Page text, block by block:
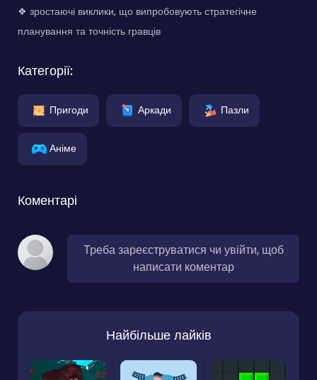
❖ зростаючі виклики, що випробовують стратегічне
планування та точність гравців
Категорії:
Пригоди Аркади Пазли
Аніме
Коментарі
Треба зареєструватися чи увійти, щоб
написати коментар
Найбільше лайків